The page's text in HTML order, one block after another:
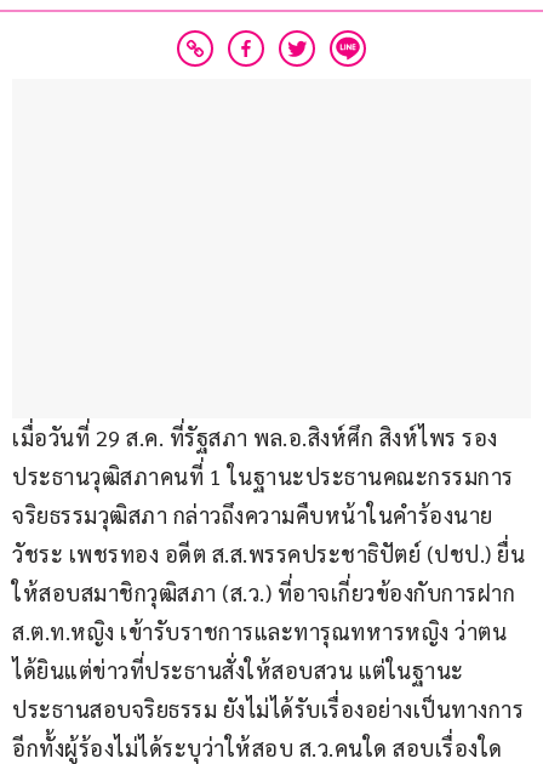
เมื่อวันที่ 29 ส.ค. ที่รัฐสภา พล.อ.สิงห์ศึก สิงห์ไพร รอง
ประธานวุฒิสภาคนที่ 1 ในฐานะประธานคณะกรรมการ
จริยธรรมวุฒิสภา กล่าวถึงความคืบหน้าในคำร้องนาย
วัชระ เพชรทอง อดีต ส.ส.พรรคประชาธิปัตย์​ (ปชป.) ยื่น
ให้สอบสมาชิกวุฒิสภา (ส.ว.) ที่อาจเกี่ยวข้องกับการฝาก
ส.ต.ท.หญิง เข้ารับราชการและทารุณทหารหญิง ว่าตน
ได้ยินแต่ข่าวที่ประธานสั่งให้สอบสวน แต่ในฐานะ
ประธานสอบจริยธรรม ยังไม่ได้รับเรื่องอย่างเป็นทางการ
อีกทั้งผู้ร้องไม่ได้ระบุว่าให้สอบ ส.ว.คนใด สอบเรื่องใด